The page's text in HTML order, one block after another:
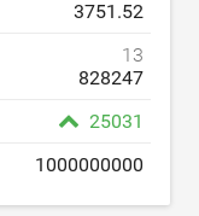
3751.52
13
828247
25031
1000000000